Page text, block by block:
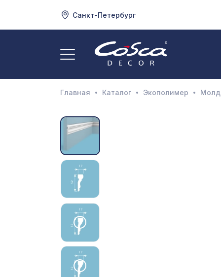
Санкт-Петербург
Главная Каталог Экополимер